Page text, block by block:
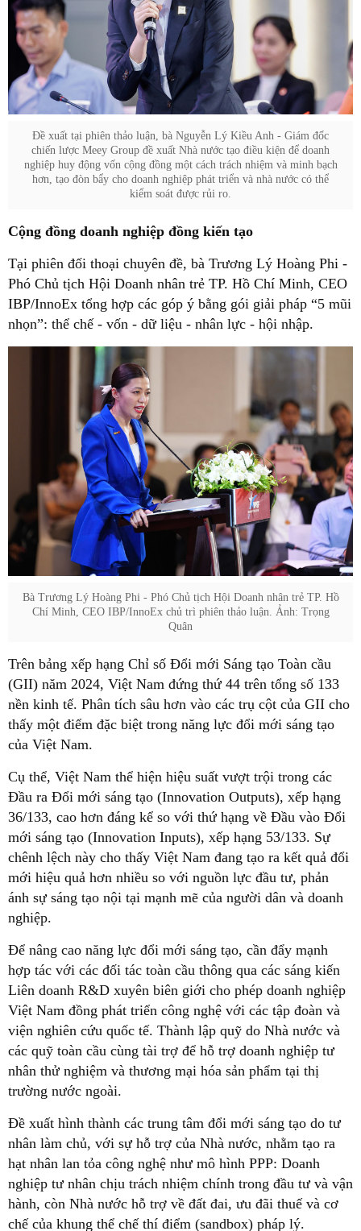
Đề xuất tại phiên thảo luận, bà Nguyễn Lý Kiều Anh - Giám đốc
chiến lược Meey Group đề xuất Nhà nước tạo điều kiện để doanh
nghiệp huy động vốn cộng đồng một cách trách nhiệm và minh bạch
hơn, tạo đòn bẩy cho doanh nghiệp phát triển và nhà nước có thể
kiểm soát được rủi ro.
Cộng đồng doanh nghiệp đồng kiến tạo
Tại phiên đối thoại chuyên đề, bà Trương Lý Hoàng Phi -
Phó Chủ tịch Hội Doanh nhân trẻ TP. Hồ Chí Minh, CEO
IBP/InnoEx tổng hợp các góp ý bằng gói giải pháp “5 mũi
nhọn”: thể chế - vốn - dữ liệu - nhân lực - hội nhập.
Bà Trương Lý Hoàng Phi - Phó Chủ tịch Hội Doanh nhân trẻ TP. Hồ
Chí Minh, CEO IBP/InnoEx chủ trì phiên thảo luận. Ảnh: Trọng
Quân
Trên bảng xếp hạng Chỉ số Đổi mới Sáng tạo Toàn cầu
(GII) năm 2024, Việt Nam đứng thứ 44 trên tổng số 133
nền kinh tế. Phân tích sâu hơn vào các trụ cột của GII cho
thấy một điểm đặc biệt trong năng lực đổi mới sáng tạo
của Việt Nam.
Cụ thể, Việt Nam thể hiện hiệu suất vượt trội trong các
Đầu ra Đổi mới sáng tạo (Innovation Outputs), xếp hạng
36/133, cao hơn đáng kể so với thứ hạng về Đầu vào Đổi
mới sáng tạo (Innovation Inputs), xếp hạng 53/133. Sự
chênh lệch này cho thấy Việt Nam đang tạo ra kết quả đổi
mới hiệu quả hơn nhiều so với nguồn lực đầu tư, phản
ánh sự sáng tạo nội tại mạnh mẽ của người dân và doanh
nghiệp.
Để nâng cao năng lực đổi mới sáng tạo, cần đẩy mạnh
hợp tác với các đối tác toàn cầu thông qua các sáng kiến
Liên doanh R&D xuyên biên giới cho phép doanh nghiệp
Việt Nam đồng phát triển công nghệ với các tập đoàn và
viện nghiên cứu quốc tế. Thành lập quỹ do Nhà nước và
các quỹ toàn cầu cùng tài trợ để hỗ trợ doanh nghiệp tư
nhân thử nghiệm và thương mại hóa sản phẩm tại thị
trường nước ngoài.
Đề xuất hình thành các trung tâm đổi mới sáng tạo do tư
nhân làm chủ, với sự hỗ trợ của Nhà nước, nhằm tạo ra
hạt nhân lan tỏa công nghệ như mô hình PPP: Doanh
nghiệp tư nhân chịu trách nhiệm chính trong đầu tư và vận
hành, còn Nhà nước hỗ trợ về đất đai, ưu đãi thuế và cơ
chế của khung thể chế thí điểm (sandbox) pháp lý.